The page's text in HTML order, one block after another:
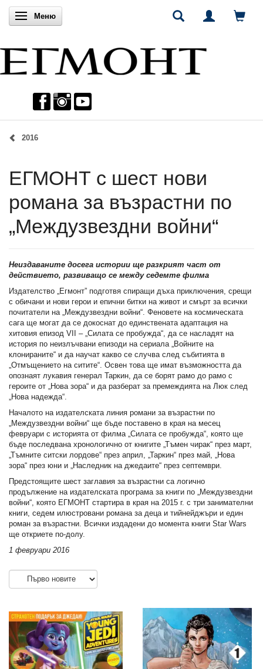
Включи навигацията
Меню
2016
ЕГМОНТ с шест нови
романа за възрастни по
„Междузвездни войни“
Неиздаваните досега истории ще разкрият част от
действието, развиващо се между седемте филма
Издателство „Егмонт” подготвя спиращи дъха приключения, срещи
с обичани и нови герои и епични битки на живот и смърт за всички
почитатели на „Междузвездни войни“. Феновете на космическата
сага ще могат да се докоснат до единствената адаптация на
хитовия епизод VII – „Силата се пробужда“, да се насладят на
история по неизлъчвани епизоди на сериала „Войните на
клонираните“ и да научат какво се случва след събитията в
„Отмъщението на ситите“. Освен това ще имат възможността да
опознаят лукавия генерал Таркин, да се борят рамо до рамо с
героите от „Нова зора“ и да разберат за премеждията на Люк след
„Нова надежда“.
Началото на издателската линия романи за възрастни по
„Междузвездни войни“ ще бъде поставено в края на месец
февруари с историята от филма „Силата се пробужда“, която ще
бъде последвана хронологично от книгите „Тъмен чирак“ през март,
„Тъмните ситски лордове“ през април, „Таркин“ през май, „Нова
зора“ през юни и „Наследник на джедаите“ през септември.
Предстоящите шест заглавия за възрастни са логично
продължение на издателската програма за книги по „Междузвездни
войни“, която ЕГМОНТ стартира в края на 2015 г. с три занимателни
книги, седем илюстровани романа за деца и тийнейджъри и един
роман за възрастни. Всички издадени до момента книги Star Wars
ще откриете по-долу.
1 февруари 2016